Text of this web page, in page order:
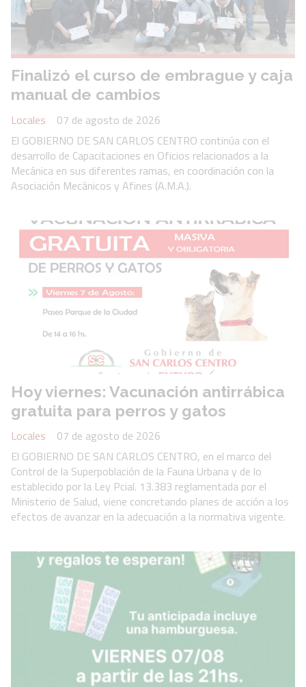
Finalizó el curso de embrague y caja
manual de cambios
Locales
07 de agosto de 2026
El GOBIERNO DE SAN CARLOS CENTRO continúa con el
desarrollo de Capacitaciones en Oficios relacionados a la
Mecánica en sus diferentes ramas, en coordinación con la
Asociación Mecánicos y Afines (A.M.A.).
Hoy viernes: Vacunación antirrábica
gratuita para perros y gatos
Locales
07 de agosto de 2026
El GOBIERNO DE SAN CARLOS CENTRO, en el marco del
Control de la Superpoblación de la Fauna Urbana y de lo
establecido por la Ley Pcial. 13.383 reglamentada por el
Ministerio de Salud, viene concretando planes de acción a los
efectos de avanzar en la adecuación a la normativa vigente.